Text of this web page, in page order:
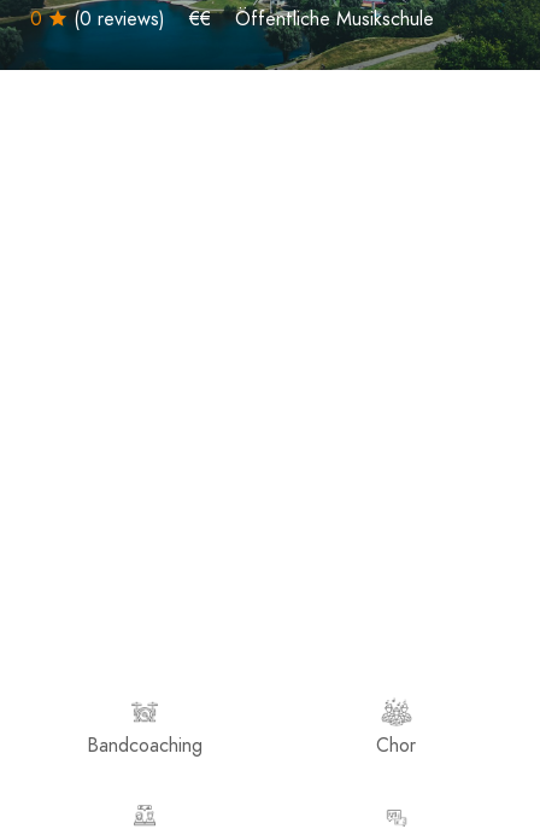
0 (0 reviews) €€ Öffentliche Musikschule
Bandcoaching Chor